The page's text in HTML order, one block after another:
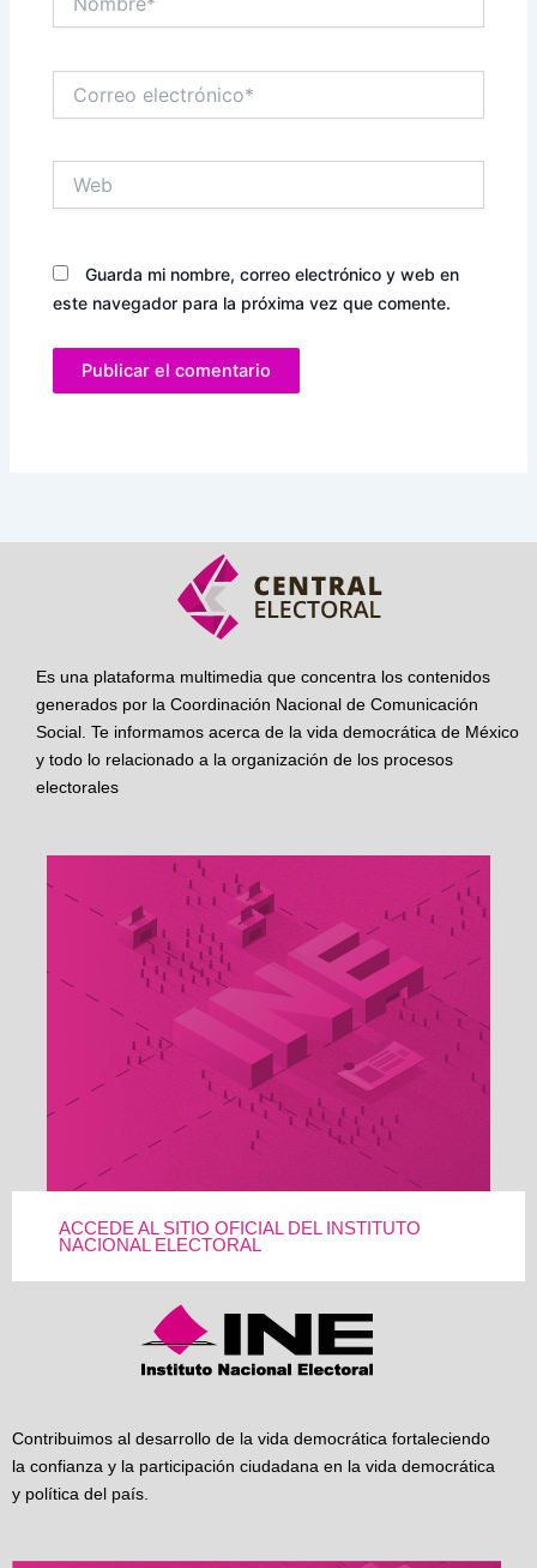
electrónico*
Guarda mi nombre, correo electrónico y web en
este navegador para la próxima vez que comente.
Es una plataforma multimedia que concentra los contenidos
generados por la Coordinación Nacional de Comunicación
Social. Te informamos acerca de la vida democrática de México
y todo lo relacionado a la organización de los procesos
electorales
ACCEDE AL SITIO OFICIAL DEL INSTITUTO
NACIONAL ELECTORAL
Contribuimos al desarrollo de la vida democrática fortaleciendo
la confianza y la participación ciudadana en la vida democrática
y política del país.